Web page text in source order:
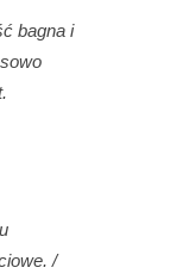
bagna i
/